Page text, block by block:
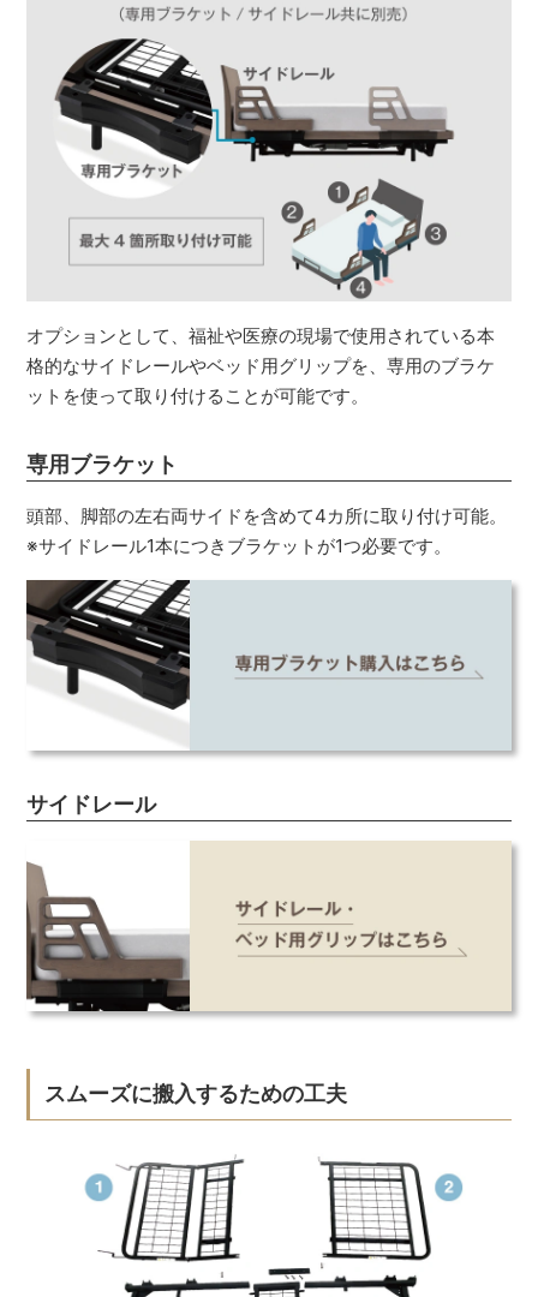
オプションとして、福祉や医療の現場で使用されている本
格的なサイドレールやベッド用グリップを、専用のブラケ
ットを使って取り付けることが可能です。
専用ブラケット
頭部、脚部の左右両サイドを含めて4カ所に取り付け可能。
※サイドレール1本につきブラケットが1つ必要です。
サイドレール
スムーズに搬入するための工夫